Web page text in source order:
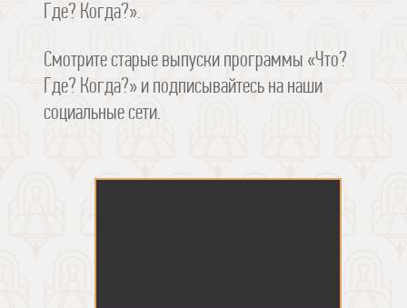
Где? Когда?».
Смотрите старые выпуски программы «Что?
Где? Когда?» и подписывайтесь на наши
социальные сети.